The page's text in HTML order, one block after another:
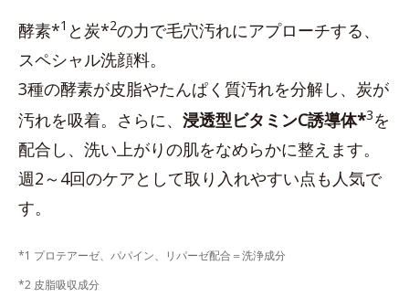
酵素*1 と炭*2の力で毛穴汚れにアプローチする、
スペシャル洗顔料。
3種の酵素が皮脂やたんぱく質汚れを分解し、炭が
汚れを吸着。さらに、 浸透型ビタミンC誘導体*3を
配合し、洗い上がりの肌をなめらかに整えます。
週2～4回のケアとして取り入れやすい点も人気で
す。
*1 プロテアーゼ、パパイン、リパーゼ配合＝洗浄成分
*2 皮脂吸収成分